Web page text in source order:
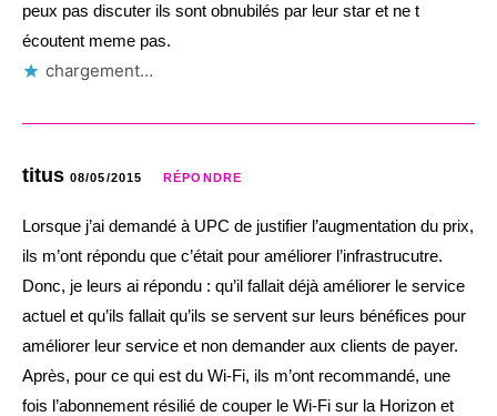
peux pas discuter ils sont obnubilés par leur star et ne t
écoutent meme pas.
chargement…
titus 08/05/2015 RÉPONDRE
Lorsque j’ai demandé à UPC de justifier l’augmentation du prix,
ils m’ont répondu que c’était pour améliorer l’infrastrucutre.
Donc, je leurs ai répondu : qu’il fallait déjà améliorer le service
actuel et qu’ils fallait qu’ils se servent sur leurs bénéfices pour
améliorer leur service et non demander aux clients de payer.
Après, pour ce qui est du Wi-Fi, ils m’ont recommandé, une
fois l’abonnement résilié de couper le Wi-Fi sur la Horizon et